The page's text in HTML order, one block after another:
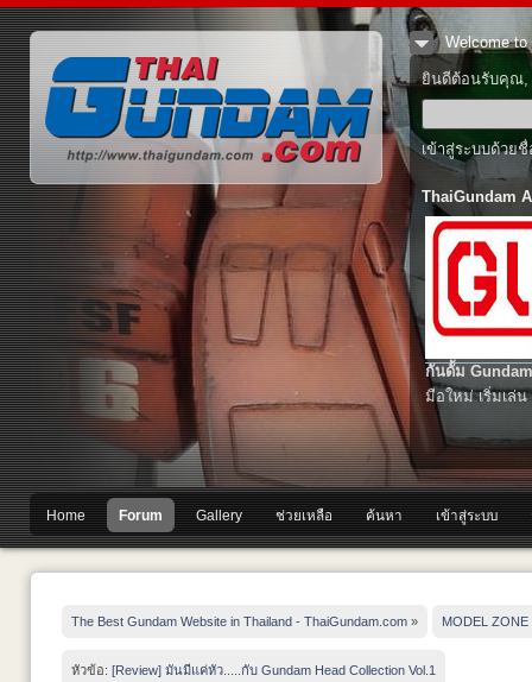
Welcome to
ยินดีต้อนรับคุณ,
เข้าสู่ระบบด้วย
ThaiGundam
กันดั้ม
มือใหม่ เริ่มเล่น
Home Forum Gallery ช่วยเหลือ ค้นหา เข้าสู่ระบบ
The Best Gundam Website in Thailand - ThaiGundam.com » MODEL ZONE
หัวข้อ: [Review] มันมีแค่หัว.....กับ Gundam Head Collection Vol.1